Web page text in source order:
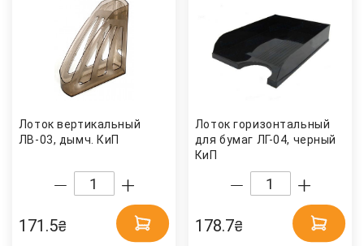
Лоток вертикальный
ЛВ-03, дымч. КиП
171.5₴
Лоток горизонтальный
для бумаг ЛГ-04, черный
КиП
178.7₴